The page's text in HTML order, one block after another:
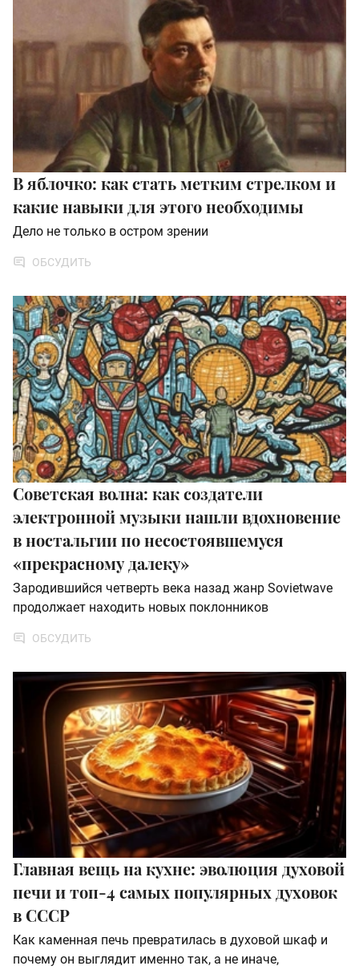
В яблочко: как стать метким стрелком и
какие навыки для этого необходимы
Дело не только в остром зрении
ОБСУДИТЬ
Советская волна: как создатели
электронной музыки нашли вдохновение
в ностальгии по несостоявшемуся
«прекрасному далеку»
Зародившийся четверть века назад жанр Sovietwave
продолжает находить новых поклонников
ОБСУДИТЬ
Главная вещь на кухне: эволюция духовой
печи и топ-4 самых популярных духовок
в СССР
Как каменная печь превратилась в духовой шкаф и
почему он выглядит именно так, а не иначе,